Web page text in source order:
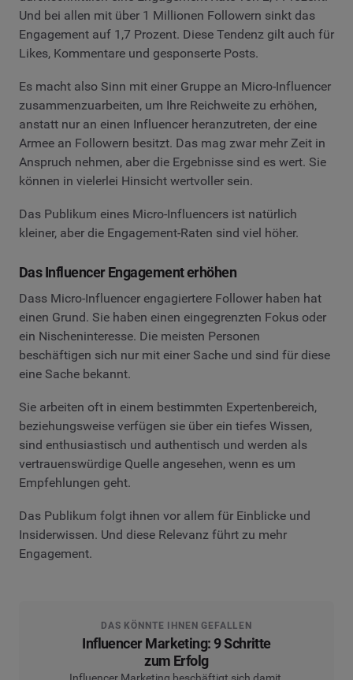
Und bei allen mit über 1 Millionen Followern sinkt das
Engagement auf 1,7 Prozent. Diese Tendenz gilt auch für
Likes, Kommentare und gesponserte Posts.
Es macht also Sinn mit einer Gruppe an Micro-Influencer
zusammenzuarbeiten, um Ihre Reichweite zu erhöhen,
anstatt nur an einen Influencer heranzutreten, der eine
Armee an Followern besitzt. Das mag zwar mehr Zeit in
Anspruch nehmen, aber die Ergebnisse sind es wert. Sie
können in vielerlei Hinsicht wertvoller sein.
Das Publikum eines Micro-Influencers ist natürlich
kleiner, aber die Engagement-Raten sind viel höher.
Das Influencer Engagement erhöhen
Dass Micro-Influencer engagiertere Follower haben hat
einen Grund. Sie haben einen eingegrenzten Fokus oder
ein Nischeninteresse. Die meisten Personen
beschäftigen sich nur mit einer Sache und sind für diese
eine Sache bekannt.
Sie arbeiten oft in einem bestimmten Expertenbereich,
beziehungsweise verfügen sie über ein tiefes Wissen,
sind enthusiastisch und authentisch und werden als
vertrauenswürdige Quelle angesehen, wenn es um
Empfehlungen geht.
Das Publikum folgt ihnen vor allem für Einblicke und
Insiderwissen. Und diese Relevanz führt zu mehr
Engagement.
DAS KÖNNTE IHNEN GEFALLEN
Influencer Marketing: 9 Schritte
zum Erfolg
Influencer Marketing beschäftigt sich damit,